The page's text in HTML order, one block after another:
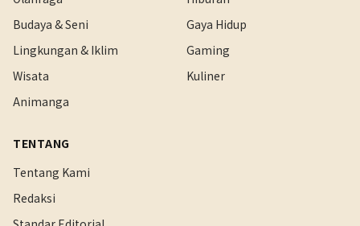
Budaya & Seni
Gaya Hidup
Lingkungan & Iklim
Gaming
Wisata
Kuliner
Animanga
TENTANG
Tentang Kami
Redaksi